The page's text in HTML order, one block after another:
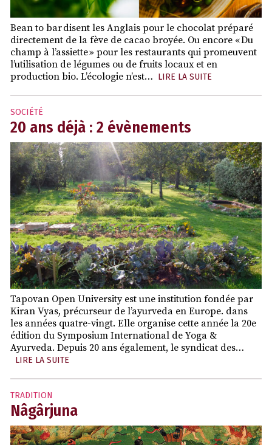
Bean to bar disent les Anglais pour le chocolat préparé
directement de la fève de cacao broyée. Ou encore « Du
champ à l’assiette » pour les restaurants qui promeuvent
l’utilisation de légumes ou de fruits locaux et en
production bio. L’écologie n’est… LIRE LA SUITE
SOCIÉTÉ
20 ans déjà : 2 évènements
Tapovan Open University est une institution fondée par
Kiran Vyas, précurseur de l’ayurveda en Europe. dans
les années quatre-vingt. Elle organise cette année la 20e
édition du Symposium International de Yoga &
Ayurveda. Depuis 20 ans également, le syndicat des…
LIRE LA SUITE
TRADITION
Nâgârjuna